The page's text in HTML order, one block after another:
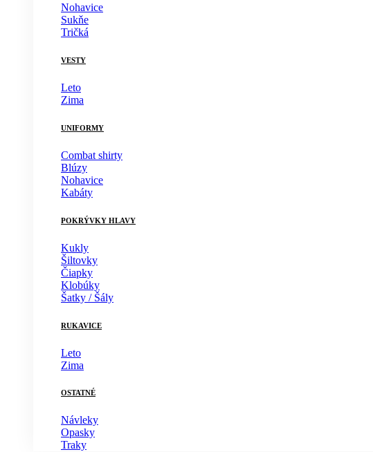
Nohavice
Sukňe
Tričká
VESTY
Leto
Zima
UNIFORMY
Combat shirty
Blúzy
Nohavice
Kabáty
POKRÝVKY HLAVY
Kukly
Šiltovky
Čiapky
Klobúky
Šatky / Šály
RUKAVICE
Leto
Zima
OSTATNÉ
Návleky
Opasky
Traky